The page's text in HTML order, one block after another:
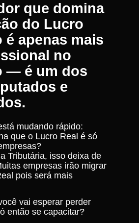
que domina
do Lucro
é apenas mais
no
— é um dos
e
mudando rápido:
que o Lucro Real é só
Tributária, isso deixa de
empresas irão migrar
pois será mais
vai esperar perder
então se capacitar?